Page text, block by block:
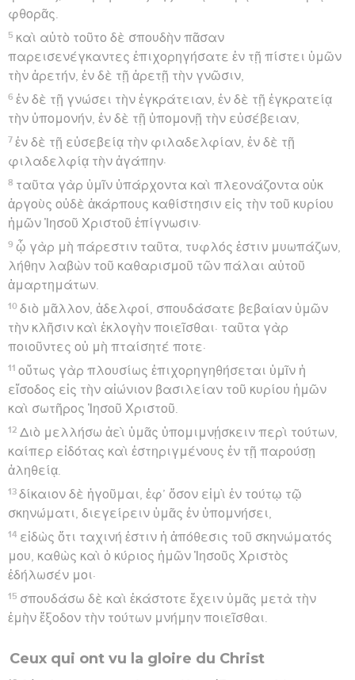
φθορᾶς.
5 καὶ αὐτὸ τοῦτο δὲ σπουδὴν πᾶσαν
παρεισενέγκαντες ἐπιχορηγήσατε ἐν τῇ πίστει ὑμῶν
τὴν ἀρετήν, ἐν δὲ τῇ ἀρετῇ τὴν γνῶσιν,
6 ἐν δὲ τῇ γνώσει τὴν ἐγκράτειαν, ἐν δὲ τῇ ἐγκρατείᾳ
τὴν ὑπομονήν, ἐν δὲ τῇ ὑπομονῇ τὴν εὐσέβειαν,
7 ἐν δὲ τῇ εὐσεβείᾳ τὴν φιλαδελφίαν, ἐν δὲ τῇ
φιλαδελφίᾳ τὴν ἀγάπην·
8 ταῦτα γὰρ ὑμῖν ὑπάρχοντα καὶ πλεονάζοντα οὐκ
ἀργοὺς οὐδὲ ἀκάρπους καθίστησιν εἰς τὴν τοῦ κυρίου
ἡμῶν Ἰησοῦ Χριστοῦ ἐπίγνωσιν·
9 ᾧ γὰρ μὴ πάρεστιν ταῦτα, τυφλός ἐστιν μυωπάζων,
λήθην λαβὼν τοῦ καθαρισμοῦ τῶν πάλαι αὐτοῦ
ἁμαρτημάτων.
10 διὸ μᾶλλον, ἀδελφοί, σπουδάσατε βεβαίαν ὑμῶν
τὴν κλῆσιν καὶ ἐκλογὴν ποιεῖσθαι· ταῦτα γὰρ
ποιοῦντες οὐ μὴ πταίσητέ ποτε·
11 οὕτως γὰρ πλουσίως ἐπιχορηγηθήσεται ὑμῖν ἡ
εἴσοδος εἰς τὴν αἰώνιον βασιλείαν τοῦ κυρίου ἡμῶν
καὶ σωτῆρος Ἰησοῦ Χριστοῦ.
12 Διὸ μελλήσω ἀεὶ ὑμᾶς ὑπομιμνῄσκειν περὶ τούτων,
καίπερ εἰδότας καὶ ἐστηριγμένους ἐν τῇ παρούσῃ
ἀληθείᾳ.
13 δίκαιον δὲ ἡγοῦμαι, ἐφ’ ὅσον εἰμὶ ἐν τούτῳ τῷ
σκηνώματι, διεγείρειν ὑμᾶς ἐν ὑπομνήσει,
14 εἰδὼς ὅτι ταχινή ἐστιν ἡ ἀπόθεσις τοῦ σκηνώματός
μου, καθὼς καὶ ὁ κύριος ἡμῶν Ἰησοῦς Χριστὸς
ἐδήλωσέν μοι·
15 σπουδάσω δὲ καὶ ἑκάστοτε ἔχειν ὑμᾶς μετὰ τὴν
ἐμὴν ἔξοδον τὴν τούτων μνήμην ποιεῖσθαι.
Ceux qui ont vu la gloire du Christ